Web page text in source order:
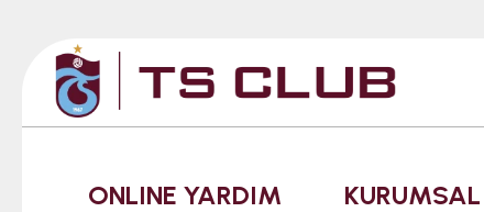
ONLINE YARDIM KURUMSAL